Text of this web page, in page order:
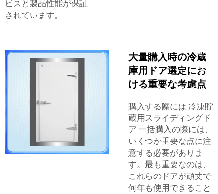
ビスと製品性能が保証
されています。
大量購入時の冷蔵
庫用ドア選定にお
ける重要な考慮点
購入する際には 冷凍貯
蔵用スライディングド
ア 一括購入の際には、
いくつか重要な点に注
意する必要がありま
す。最も重要なのは、
これらのドアが頑丈で
何年も使用できること